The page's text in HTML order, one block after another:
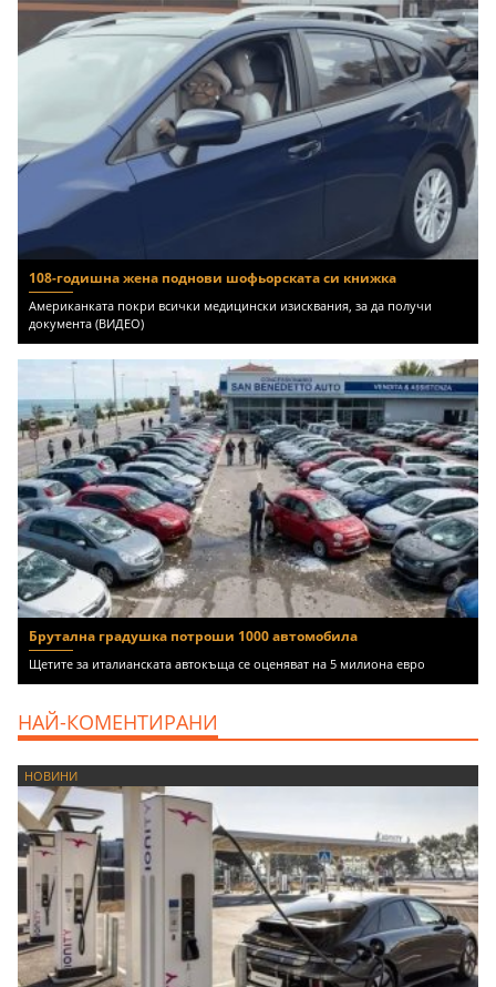
108-годишна жена поднови шофьорската си книжка
Американката покри всички медицински изисквания, за да получи
документа (ВИДЕО)
Брутална градушка потроши 1000 автомобила
Щетите за италианската автокъща се оценяват на 5 милиона евро
НАЙ-КОМЕНТИРАНИ
НОВИНИ